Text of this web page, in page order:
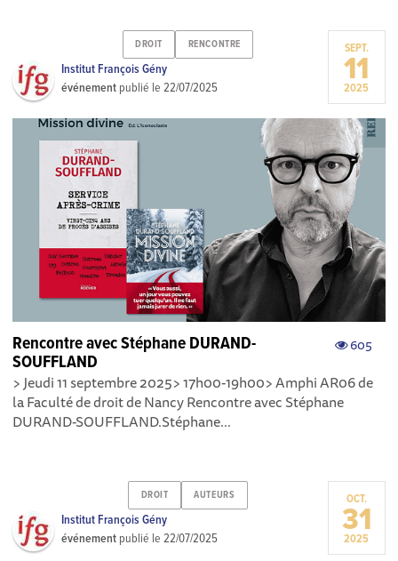
DROIT RENCONTRE
Institut François Gény
événement publié le22/07/2025
SEPT.
11
2025
605
Rencontre avec Stéphane DURAND-
SOUFFLAND
> Jeudi 11 septembre 2025> 17h00-19h00> Amphi AR06 de
la Faculté de droit de Nancy Rencontre avec Stéphane
DURAND-SOUFFLAND.Stéphane...
DROIT AUTEURS
Institut François Gény
événement publié le22/07/2025
OCT.
31
2025